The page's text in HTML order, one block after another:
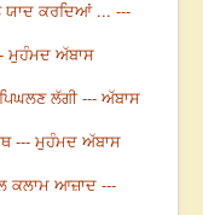
ਯਾਦ ਕਰਦਿਆਂ ... ---
ਮੁਹੰਮਦ ਅੱਬਾਸ
ਲੱਗੀ --- ਅੱਬਾਸ
--- ਮੁਹੰਮਦ ਅੱਬਾਸ
ਕਲਾਮ ਆਜ਼ਾਦ ---